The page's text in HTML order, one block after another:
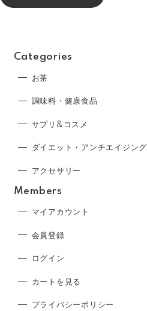
Categories
お茶
調味料・健康食品
サプリ&コスメ
ダイエット・アンチエイジング
アクセサリー
Members
マイアカウント
会員登録
ログイン
カートを見る
プライバシーポリシー